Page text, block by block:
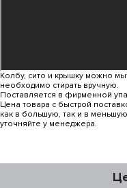
Колбу, сито и крышку можно
необходимо стирать вручную.
Поставляется в фирменной
Цена товара с быстрой
как в большую, так и в
уточняйте у менеджера.